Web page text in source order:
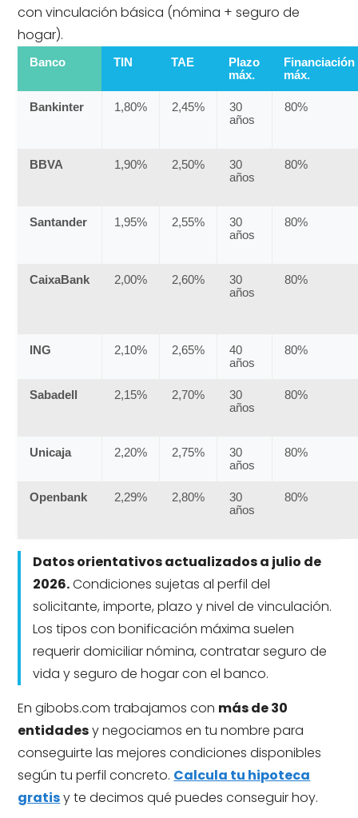
con vinculación básica (nómina + seguro de
hogar).
Banco TIN TAE
Plazo
máx.
Financiación
máx.
Bankinter 1,80% 2,45%
30
años
80%
BBVA 1,90% 2,50%
30
años
80%
Santander 1,95% 2,55%
30
años
80%
CaixaBank 2,00% 2,60%
30
años
80%
ING 2,10% 2,65%
40
años
80%
Sabadell 2,15% 2,70%
30
años
80%
Unicaja 2,20% 2,75%
30
años
80%
Openbank 2,29% 2,80%
30
años
80%
Datos orientativos actualizados a julio de
2026.Condiciones sujetas al perfil del
solicitante, importe, plazo y nivel de vinculación.
Los tipos con bonificación máxima suelen
requerir domiciliar nómina, contratar seguro de
vida y seguro de hogar con el banco.
En gibobs.com trabajamos con más de 30
entidadesy negociamos en tu nombre para
conseguirte las mejores condiciones disponibles
según tu perfil concreto. Calcula tu hipoteca
gratisy te decimos qué puedes conseguir hoy.